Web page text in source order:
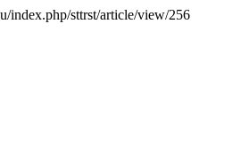
index.php/sttrst/article/view/256